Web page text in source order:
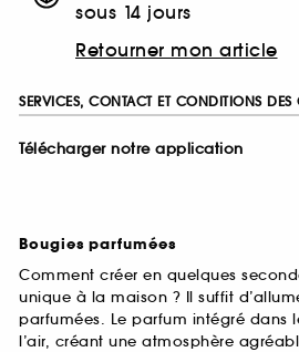
sous 14 jours
Retourner mon article
SERVICES, CONTACT ET CONDITIONS DES
Télécharger notre application
Bougies parfumées
Comment créer en quelques
unique à la maison ? Il suffit
parfumées. Le parfum intégré dans
l’air, créant une atmosphère